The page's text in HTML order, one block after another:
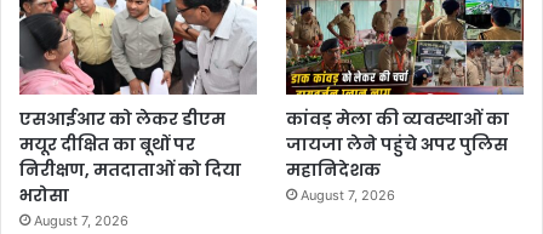
एसआईआर को लेकर डीएम
मयूर दीक्षित का बूथों पर
निरीक्षण, मतदाताओं को दिया
भरोसा
August 7, 2026
कांवड़ मेला की व्यवस्थाओं का
जायजा लेने पहुंचे अपर पुलिस
महानिदेशक
August 7, 2026